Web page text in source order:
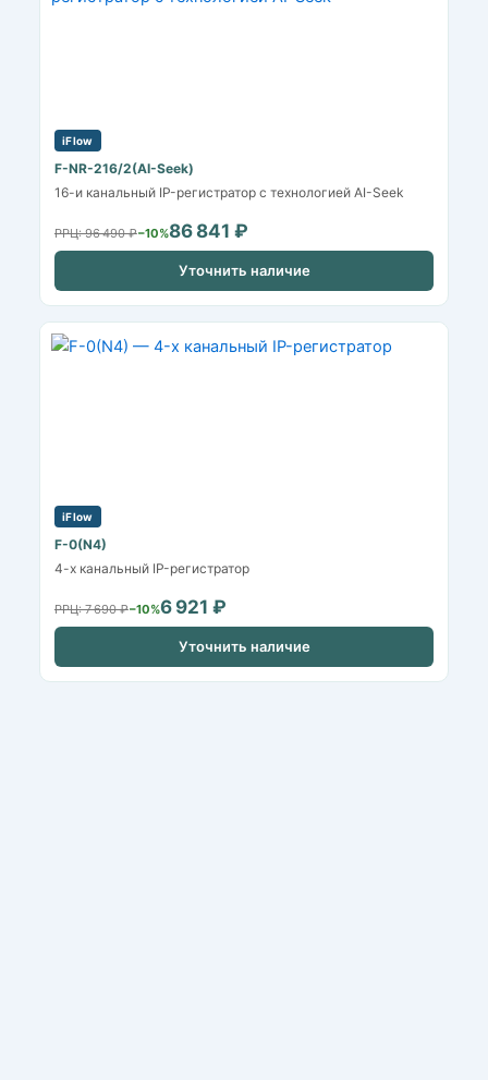
iFlow
F-NR-216/2(AI-Seek)
16-и канальный IP-регистратор c технологией AI-Seek
РРЦ: 96 490 ₽−10%86 841 ₽
Уточнить наличие
iFlow
F-0(N4)
4-х канальный IP-регистратор
РРЦ: 7 690 ₽−10%6 921 ₽
Уточнить наличие